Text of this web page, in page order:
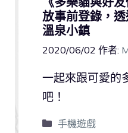
放事前登錄，
溫泉小鎮
2020/06/02 作者:
一起來跟可愛的
吧！
手機遊戲